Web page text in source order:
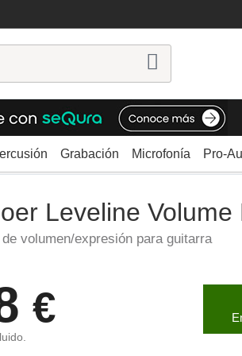
Grabación Microfonía Pro-
Pedal
Leveline Volume
de volumen/expresión para guitarra
€